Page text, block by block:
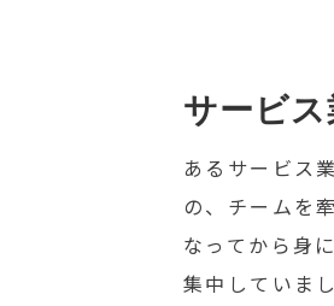
サービ
あるサービス
の、チームを
なってから身
集中していま